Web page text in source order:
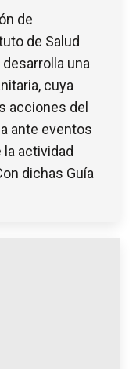
de
de Salud
una
cuya
acciones del
ante eventos
actividad
dichas Guía